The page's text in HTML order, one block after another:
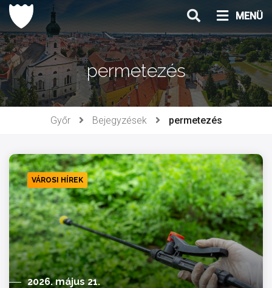
Ugrás
tartalomhoz
MENÜ
permetezés
Győr Bejegyzések permetezés
VÁROSI HÍREK
2026. május 21.